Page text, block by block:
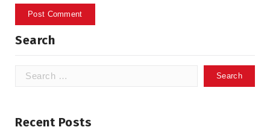
Search
Search
Recent Posts